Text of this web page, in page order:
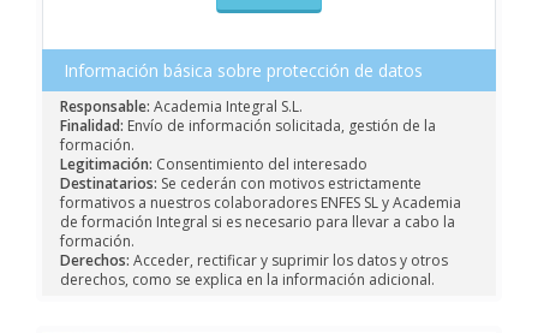
Información básica sobre protección de datos
Responsable: Academia Integral S.L.
Finalidad: Envío de información solicitada, gestión de la
formación.
Legitimación: Consentimiento del interesado
Destinatarios: Se cederán con motivos estrictamente
formativos a nuestros colaboradores ENFES SL y Academia
de formación Integral si es necesario para llevar a cabo la
formación.
Derechos: Acceder, rectificar y suprimir los datos y otros
derechos, como se explica en la información adicional.